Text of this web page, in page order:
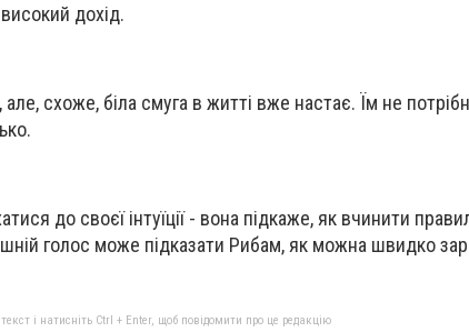
дохід.
схоже, біла смуга в житті вже настає. Їм не
до своєї інтуїції - вона підкаже, як вчинити
голос може підказати Рибам, як можна швидко
і натисніть Ctrl + Enter, щоб повідомити про це редакцію